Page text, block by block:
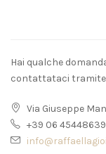
Hai qualche
contattataci tramite
Via Giuseppe
+39 06 45448639